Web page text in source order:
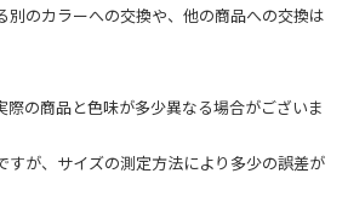
別のカラーへの交換や、他の商品への交換は
の商品と色味が多少異なる場合がございま
すが、サイズの測定方法により多少の誤差が